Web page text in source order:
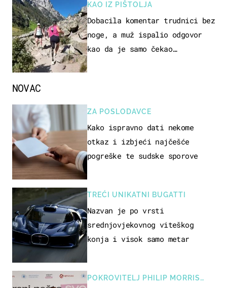
KAO IZ PIŠTOLJA
Dobacila komentar trudnici bez
noge, a muž ispalio odgovor
kao da je samo čekao…
NOVAC
ZA POSLODAVCE
Kako ispravno dati nekome
otkaz i izbjeći najčešće
pogreške te sudske sporove
TREĆI UNIKATNI BUGATTI
Nazvan je po vrsti
srednjovjekovnog viteškog
konja i visok samo metar
POKROVITELJ PHILIP MORRIS